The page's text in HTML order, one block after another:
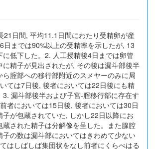
21日間, 平均11.1日間にわたり受精卵が産
日までは90%以上の受精率を示したが, 13
に低下した。2. 人工授精後4日までは卵管
に精子が見出されたが, その後は漏斗部後半
ら腟部への移行部附近のスメヤーのみに局
ては7日後, 後者においては22日後にも精
3. 漏斗部後半および子宮-腟移行部に存在す
者においては15日後, 後者においては30日
子が包蔵されていた, しかし22日以降にお
蔵された精子は分解像を呈した。また腺腔
子の数は漏斗部においてはきわめて少ない
はしばしば集団状をなし前者にくらべはる